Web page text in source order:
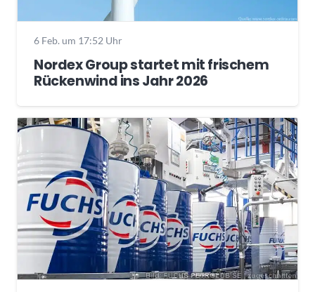
6 Feb. um 17:52 Uhr
Nordex Group startet mit frischem
Rückenwind ins Jahr 2026